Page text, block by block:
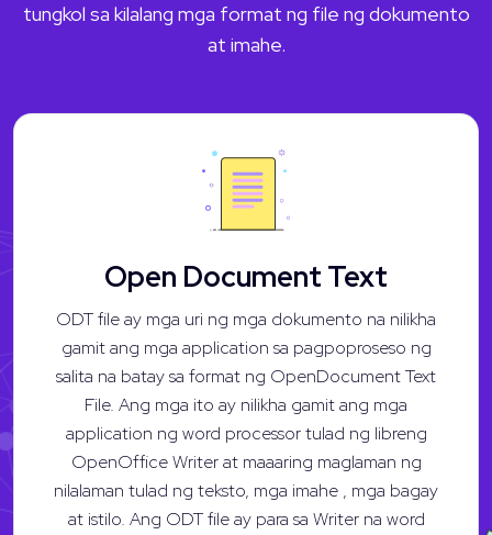
tungkol sa kilalang mga format ng file ng dokumento
at imahe.
Open Document Text
ODT file ay mga uri ng mga dokumento na nilikha
gamit ang mga application sa pagpoproseso ng
salita na batay sa format ng OpenDocument Text
File. Ang mga ito ay nilikha gamit ang mga
application ng word processor tulad ng libreng
OpenOffice Writer at maaaring maglaman ng
nilalaman tulad ng teksto, mga imahe , mga bagay
at istilo. Ang ODT file ay para sa Writer na word